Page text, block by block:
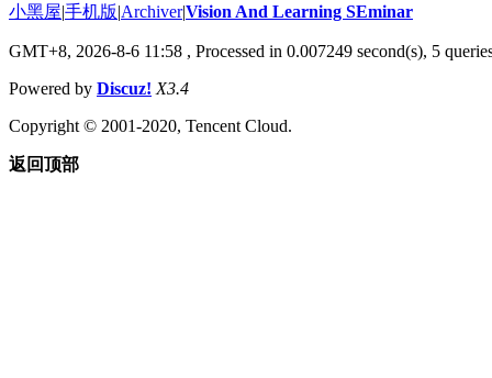
小黑屋|手机版|Archiver|Vision And Learning SEminar
GMT+8, 2026-8-6 11:58 , Processed in 0.007249 second(s), 5
Powered by Discuz! X3.4
Copyright © 2001-2020, Tencent Cloud.
返回顶部